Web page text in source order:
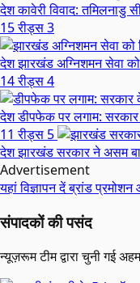
देशकावेरी विवाद: तमिलनाडु
15 रीड्स3
देशझारखंड अग्निशमन सेवा
14 रीड्स4
देशडीपफेक पर लगाम: सरकार
11 रीड्स 5
देशझारखंड सरकार ने असम
Advertisement
यहां विज्ञापन देंब्रांड
संपादकों की पसंद
न्यूज़रूम टीम द्वारा चुनी गई